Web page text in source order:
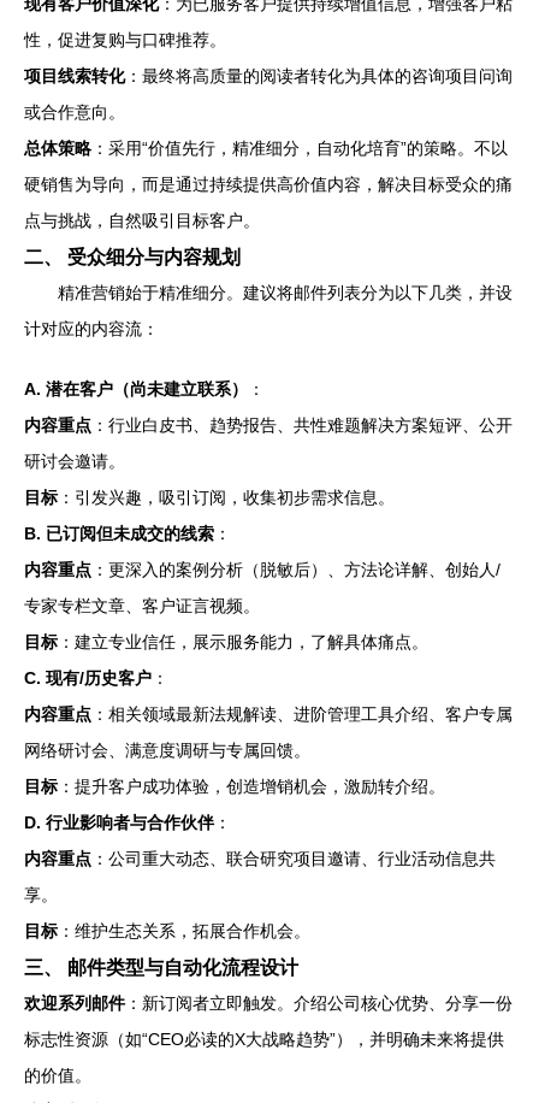
性，促进复购与口碑推荐。
项目线索转化：最终将高质量的阅读者转化为具体的咨询项目问询
或合作意向。
总体策略 ：采用“价值先行，精准细分，自动化培育”的策略。不以
硬销售为导向，而是通过持续提供高价值内容，解决目标受众的痛
点与挑战，自然吸引目标客户。
二、 受众细分与内容规划
精准营销始于精准细分。建议将邮件列表分为以下几类，并设
计对应的内容流：
A. 潜在客户（尚未建立联系）
：
内容重点 ：行业白皮书、趋势报告、共性难题解决方案短评、公开
研讨会邀请。
目标 ：引发兴趣，吸引订阅，收集初步需求信息。
B. 已订阅但未成交的线索 ：
内容重点 ：更深入的案例分析（脱敏后）、方法论详解、创始人/
专家专栏文章、客户证言视频。
目标 ：建立专业信任，展示服务能力，了解具体痛点。
C. 现有/历史客户 ：
内容重点 ：相关领域最新法规解读、进阶管理工具介绍、客户专属
网络研讨会、满意度调研与专属回馈。
目标 ：提升客户成功体验，创造增销机会，激励转介绍。
D. 行业影响者与合作伙伴：
内容重点 ：公司重大动态、联合研究项目邀请、行业活动信息共
享。
目标 ：维护生态关系，拓展合作机会。
三、 邮件类型与自动化流程设计
欢迎系列邮件：新订阅者立即触发。介绍公司核心优势、分享一份
标志性资源（如“CEO必读的X大战略趋势”），并明确未来将提供
的价值。